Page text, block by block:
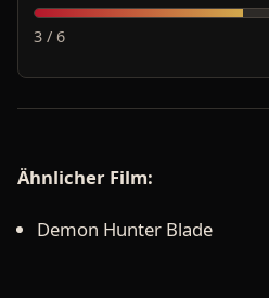
3 / 6
Ähnlicher Film:
Demon Hunter Blade